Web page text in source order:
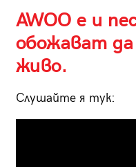
AWOO е и
обожават
живо.
Слушайте я тук: